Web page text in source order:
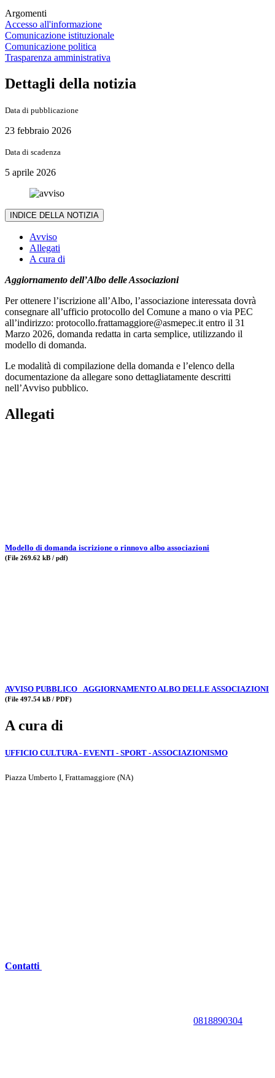
Argomenti
Accesso all'informazione
Comunicazione istituzionale
Comunicazione politica
Trasparenza amministrativa
Dettagli della notizia
Data di pubblicazione
23 febbraio 2026
Data di scadenza
5 aprile 2026
INDICE DELLA NOTIZIA
Avviso
Allegati
A cura di
Aggiornamento dell’Albo delle Associazioni
Per ottenere l’iscrizione all’Albo, l’associazione interessata dovrà
consegnare all’ufficio protocollo del Comune a mano o via PEC
all’indirizzo: protocollo.frattamaggiore@asmepec.it entro il 31
Marzo 2026, domanda redatta in carta semplice, utilizzando il
modello di domanda.
Le modalità di compilazione della domanda e l’elenco della
documentazione da allegare sono dettagliatamente descritti
nell’Avviso pubblico.
Allegati
Modello di domanda iscrizione o rinnovo albo associazioni
(File 269.62 kB / pdf)
AVVISO PUBBLICO_ AGGIORNAMENTO ALBO DELLE ASSOCIAZIONI
(File 497.54 kB / PDF)
A cura di
UFFICIO CULTURA - EVENTI - SPORT - ASSOCIAZIONISMO
Piazza Umberto I, Frattamaggiore (NA)
Contatti
0818890304